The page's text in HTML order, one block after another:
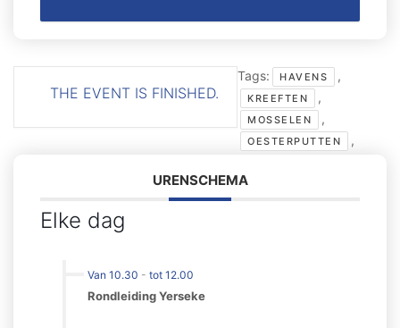
THE EVENT IS FINISHED.
URENSCHEMA
Elke dag
Van 10.30 - tot 12.00
Rondleiding Yerseke
Tags: HAVENS ,
KREEFTEN ,
MOSSELEN ,
OESTERPUTTEN ,